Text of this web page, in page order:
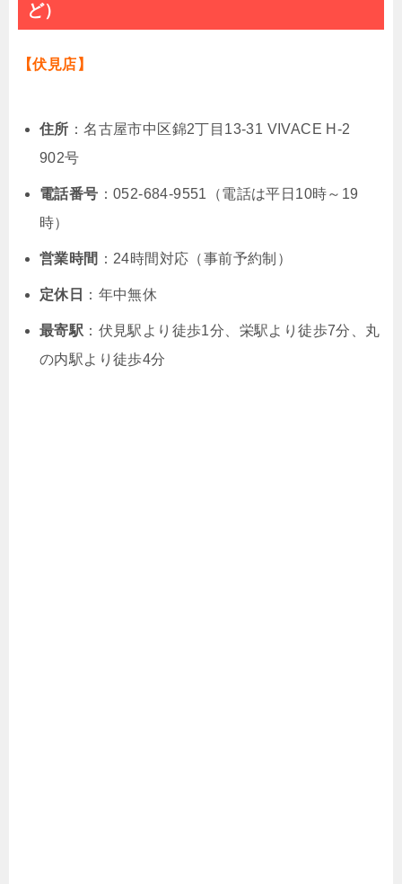
ど）
【伏見店】
住所 ：名古屋市中区錦2丁目13-31 VIVACE H-2
902号
電話番号 ：052-684-9551（電話は平日10時～19
時）
営業時間 ：24時間対応（事前予約制）
定休日 ：年中無休
最寄駅 ：伏見駅より徒歩1分、栄駅より徒歩7分、丸
の内駅より徒歩4分